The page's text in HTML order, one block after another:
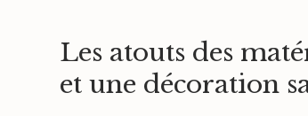
Les atouts des
et une décoration